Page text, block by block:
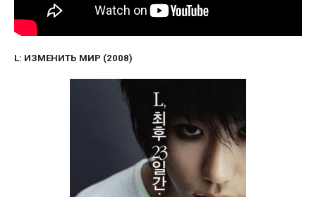
L: ИЗМЕНИТЬ МИР (2008)